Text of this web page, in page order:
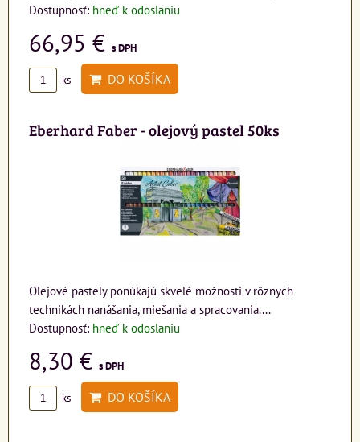
Dostupnosť: hneď k odoslaniu
66,95 € s DPH
ks DO KOŠÍKA
Eberhard Faber - olejový pastel 50ks
Olejové pastely ponúkajú skvelé možnosti v rôznych
technikách nanášania, miešania a spracovania....
Dostupnosť: hneď k odoslaniu
8,30 € s DPH
ks DO KOŠÍKA